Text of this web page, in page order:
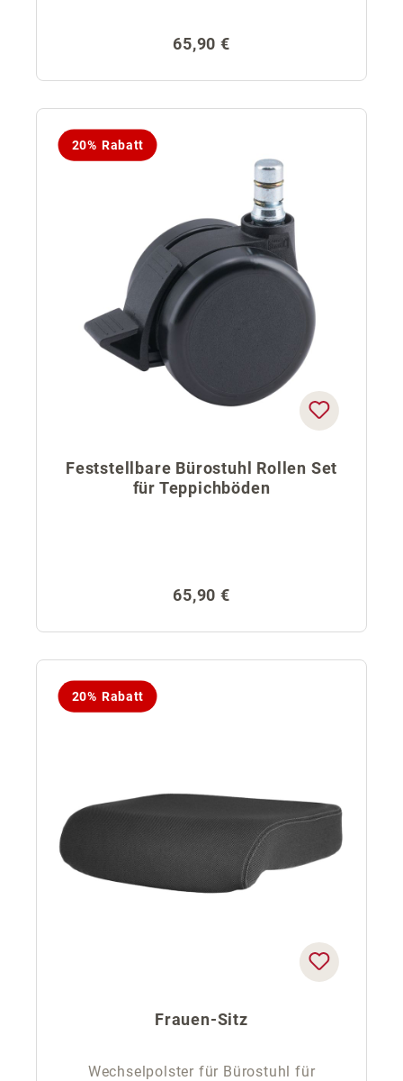
Regulärer Preis:
65,90 €
20% Rabatt
Feststellbare Bürostuhl Rollen Set
für Teppichböden
Regulärer Preis:
65,90 €
20% Rabatt
Frauen-Sitz
Wechselpolster für Bürostuhl für